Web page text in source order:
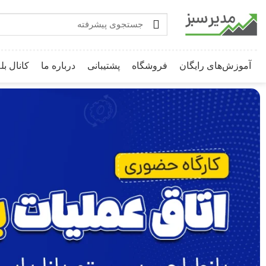
آموزش‌های رایگان فروشگاه پشتیبانی درباره ما کانال